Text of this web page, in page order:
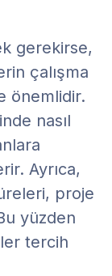
gerekirse,
çalışma
önemlidir.
nasıl
Ayrıca,
proje
yüzden
tercih